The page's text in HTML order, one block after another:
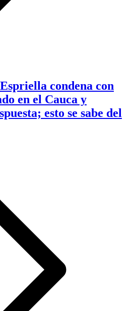
condena con
en el Cauca y
esto se sabe del